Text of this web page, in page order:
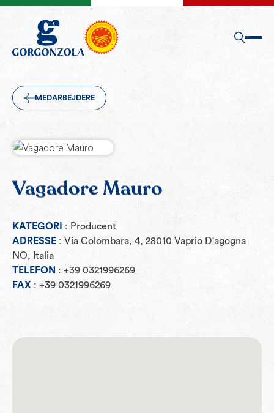
MEDARBEJDERE
Vagadore Mauro
KATEGORI
: Producent
ADRESSE : Via Colombara, 4, 28010 Vaprio D'agogna
NO, Italia
TELEFON : +39 0321996269
FAX : +39 0321996269